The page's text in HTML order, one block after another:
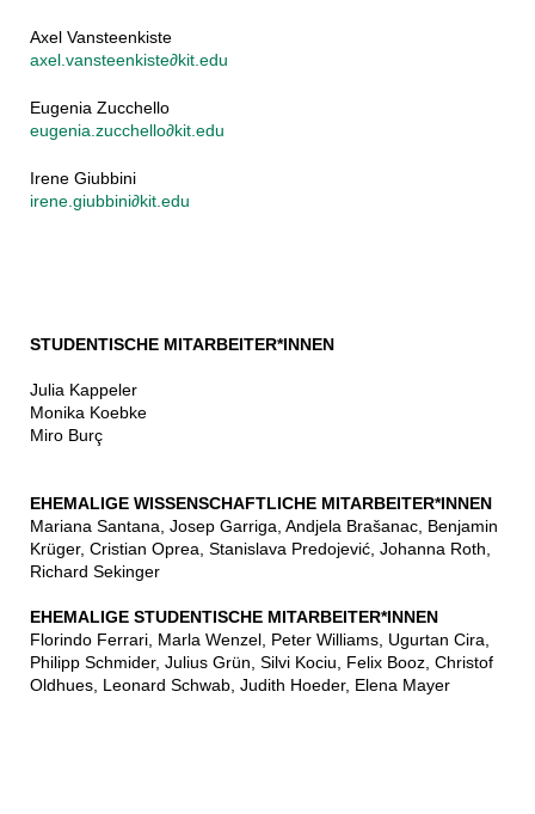
Axel Vansteenkiste
axel.vansteenkiste∂kit.edu
Eugenia Zucchello
eugenia.zucchello∂kit.edu
Irene Giubbini
irene.giubbini∂kit.edu
STUDENTISCHE MITARBEITER*INNEN
Julia Kappeler
Monika Koebke
Miro Burç
EHEMALIGE WISSENSCHAFTLICHE MITARBEITER*INNEN
Mariana Santana, Josep Garriga, Andjela Brašanac, Benjamin
Krüger, Cristian Oprea, Stanislava Predojević, Johanna Roth,
Richard Sekinger
EHEMALIGE STUDENTISCHE MITARBEITER*INNEN
Florindo Ferrari, Marla Wenzel, Peter Williams, Ugurtan Cira,
Philipp Schmider, Julius Grün, Silvi Kociu, Felix Booz, Christof
Oldhues, Leonard Schwab, Judith Hoeder, Elena Mayer